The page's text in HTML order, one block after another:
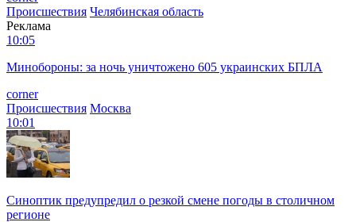
Происшествия Челябинская область
Реклама
10:05
Минобороны: за ночь уничтожено 605 украинских БПЛА
corner
Происшествия Москва
10:01
Синоптик предупредил о резкой смене погоды в столичном
регионе